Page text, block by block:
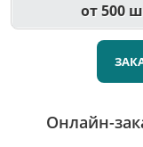
от 500
Онлайн-